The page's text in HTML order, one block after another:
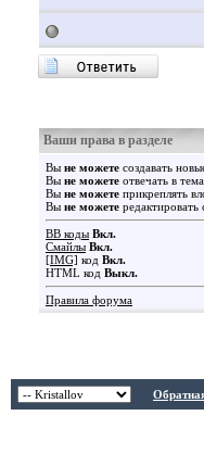
Ваши права в разделе
Вы не можете создавать
Вы не можете отвечать в
Вы не можете прикреплять
Вы не можете
BB коды Вкл.
Смайлы Вкл.
[IMG] код Вкл.
HTML код Выкл.
Правила форума